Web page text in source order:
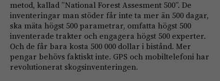
metod, kallad ”National Forest Assesment 500”. De
inventeringar man stöder får inte ta mer än 500 dagar,
ska mäta högst 500 parametrar, omfatta högst 500
inventerade trakter och engagera högst 500 experter.
Och de får bara kosta 500 000 dollar i bistånd. Mer
pengar behövs faktiskt inte. GPS och mobiltelefoni har
revolutionerat skogsinventeringen.